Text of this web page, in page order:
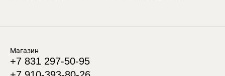
Магазин
+7 831 297-50-95